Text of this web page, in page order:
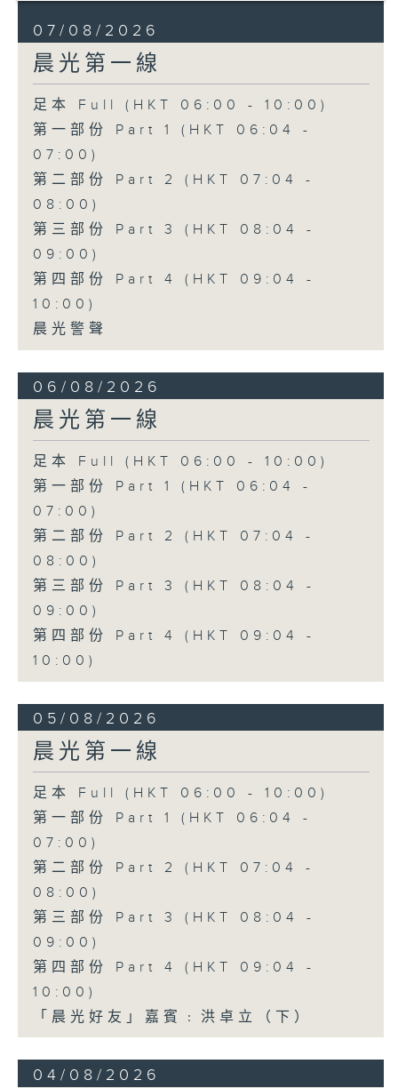
07/08/2026
晨光第一線
足本 Full (HKT 06:00 - 10:00)
第一部份 Part 1 (HKT 06:04 -
07:00)
第二部份 Part 2 (HKT 07:04 -
08:00)
第三部份 Part 3 (HKT 08:04 -
09:00)
第四部份 Part 4 (HKT 09:04 -
10:00)
晨光警聲
06/08/2026
晨光第一線
足本 Full (HKT 06:00 - 10:00)
第一部份 Part 1 (HKT 06:04 -
07:00)
第二部份 Part 2 (HKT 07:04 -
08:00)
第三部份 Part 3 (HKT 08:04 -
09:00)
第四部份 Part 4 (HKT 09:04 -
10:00)
05/08/2026
晨光第一線
足本 Full (HKT 06:00 - 10:00)
第一部份 Part 1 (HKT 06:04 -
07:00)
第二部份 Part 2 (HKT 07:04 -
08:00)
第三部份 Part 3 (HKT 08:04 -
09:00)
第四部份 Part 4 (HKT 09:04 -
10:00)
「晨光好友」嘉賓﹕洪卓立（下）
04/08/2026